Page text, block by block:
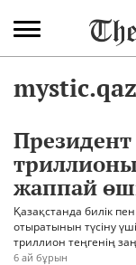
жаппай
Қазақстанда билік
отыратынын түсіну
триллион теңгенің
6 ай бұрын